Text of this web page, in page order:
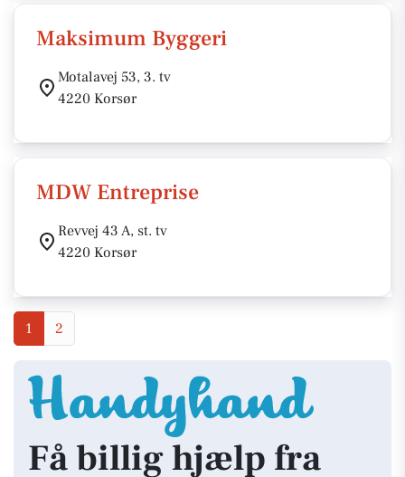
Maksimum Byggeri
Motalavej 53, 3. tv
4220 Korsør
MDW Entreprise
Revvej 43 A, st. tv
4220 Korsør
1 2
Få billig hjælp fra